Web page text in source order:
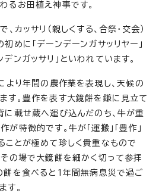
るお田植え神事です。
、カッサリ（親しくする、合祭・交会）
めに「デーンデーンガサッリヤー」
ンガッサリ」といわれています。
より年間の農作業を表現し、天候の
す。豊作を表す大鏡餅を鎌に見立て
に載せ蔵へ運び込んだのち、牛が重
特徴的です。牛が「運搬」「豊作」
ことが極めて珍しく貴重なもので
その場で大鏡餅を細かく切って参拝
餅を食べると1年間無病息災で過ご
す。